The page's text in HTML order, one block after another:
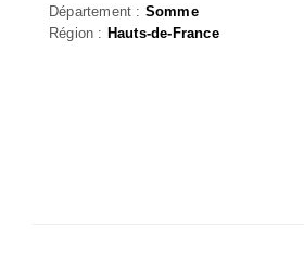
Département : Somme
Région : Hauts-de-France